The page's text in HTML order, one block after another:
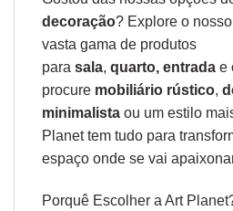
decoração? Explore o
vasta gama de produtos
para sala, quarto, entrada e
procure mobiliário rústico,
minimalista ou um estilo
Planet tem tudo para
espaço onde se vai
Porquê Escolher a Art